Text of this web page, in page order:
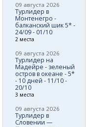
09 августа 2026
Турлидер в
Монтенегро -
балканский шик 5* -
24/09 - 01/10
2 места
09 августа 2026
Турлидер на
Мадейре - зеленый
остров в океане - 5*
- 10 дней - 11/10 -
20/10
3 места
09 августа 2026
Турлидер в
Словении —